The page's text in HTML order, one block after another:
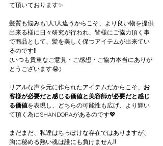
て頂いております✨
髪質も悩みも1人1人違うからこそ、より良い物を提供
出来る様に日々研究が行われ、皆様にご協力頂く事
で商品として、髪を美しく保つアイテムが出来てい
るのです‼️
(いつも貴重なご意見・ご感想・ご協力本当にありが
とうございます😭)
リアルな声を元に作られたアイテムだからこそ、 お
客様が必要だと感じる価値と美容師が必要だと感じ
る価値を表現し、どちらの可能性も広げ、より輝い
て頂く為にSHANDORAがあるのです💖
まだまだ、私達はちっぽけな存在ではありますが、
胸に秘める熱い魂は誰にも負けません‼️